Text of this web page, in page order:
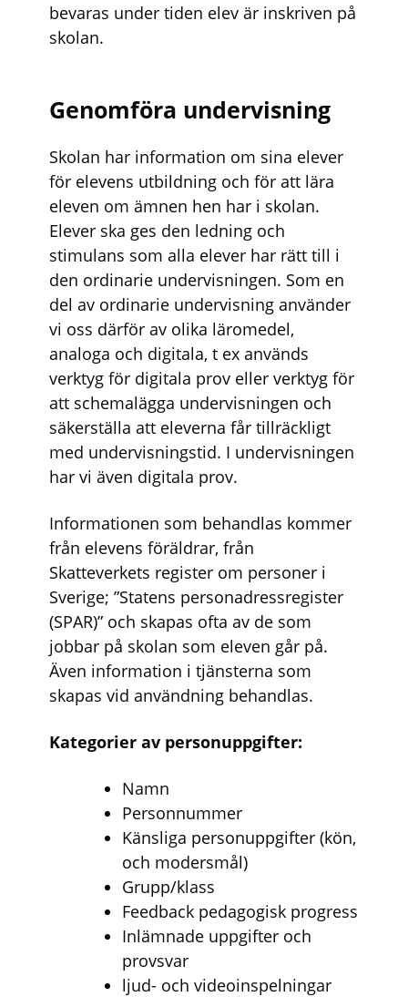
bevaras under tiden elev är inskriven på
skolan.
Genomföra undervisning
Skolan har information om sina elever
för elevens utbildning och för att lära
eleven om ämnen hen har i skolan.
Elever ska ges den ledning och
stimulans som alla elever har rätt till i
den ordinarie undervisningen. Som en
del av ordinarie undervisning använder
vi oss därför av olika läromedel,
analoga och digitala, t ex används
verktyg för digitala prov eller verktyg för
att schemalägga undervisningen och
säkerställa att eleverna får tillräckligt
med undervisningstid. I undervisningen
har vi även digitala prov.
Informationen som behandlas kommer
från elevens föräldrar, från
Skatteverkets register om personer i
Sverige; ”Statens personadressregister
(SPAR)” och skapas ofta av de som
jobbar på skolan som eleven går på.
Även information i tjänsterna som
skapas vid användning behandlas.
Kategorier av personuppgifter:
Namn
Personnummer
Känsliga personuppgifter (kön,
och modersmål)
Grupp/klass
Feedback pedagogisk progress
Inlämnade uppgifter och
provsvar
ljud- och videoinspelningar